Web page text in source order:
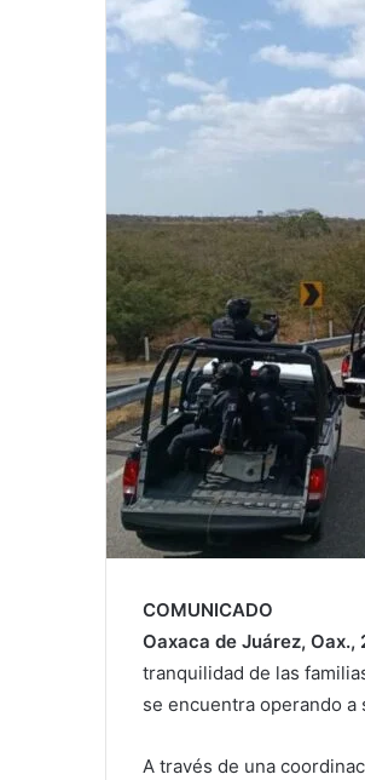
COMUNICADO
Oaxaca de Juárez,
tranquilidad de las
se encuentra operando a
A través de una